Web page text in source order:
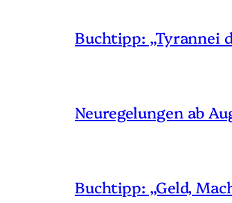
Buchtipp: „Tyrannei
Neuregelungen ab
Buchtipp: „Geld,